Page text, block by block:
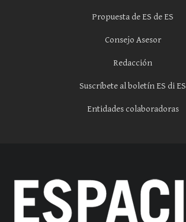
Propuesta de ES de ES
Consejo Asesor
Redacción
Suscríbete al boletín ES di ES
Entidades colaboradoras